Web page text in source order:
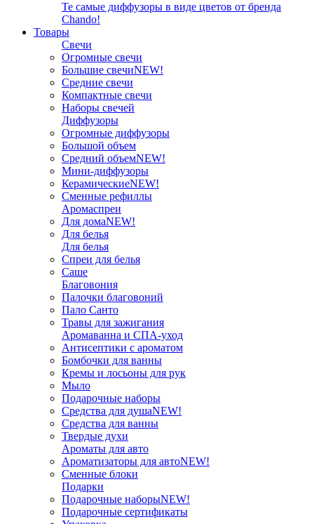
Те самые диффузоры в виде цветов от бренда
Chando!
Товары
Свечи
Огромные свечи
Большие свечиNEW!
Средние свечи
Компактные свечи
Наборы свечей
Диффузоры
Огромные диффузоры
Большой объем
Средний объемNEW!
Мини-диффузоры
КерамическиеNEW!
Сменные рефиллы
Аромаспреи
Для домаNEW!
Для белья
Для белья
Спреи для белья
Саше
Благовония
Палочки благовоний
Пало Санто
Травы для зажигания
Аромаванна и СПА-уход
Антисептики с ароматом
Бомбочки для ванны
Кремы и лосьоны для рук
Мыло
Подарочные наборы
Средства для душаNEW!
Средства для ванны
Твердые духи
Ароматы для авто
Ароматизаторы для автоNEW!
Сменные блоки
Подарки
Подарочные наборыNEW!
Подарочные сертификаты